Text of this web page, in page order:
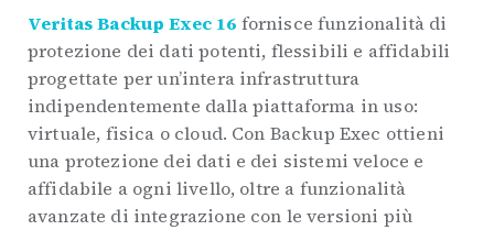
Veritas Backup Exec 16 fornisce funzionalità di
protezione dei dati potenti, flessibili e affidabili
progettate per un’intera infrastruttura
indipendentemente dalla piattaforma in uso:
virtuale, fisica o cloud. Con Backup Exec ottieni
una protezione dei dati e dei sistemi veloce e
affidabile a ogni livello, oltre a funzionalità
avanzate di integrazione con le versioni più